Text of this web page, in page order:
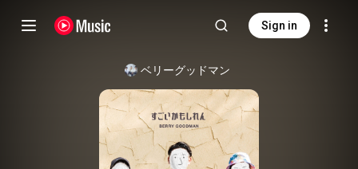
Sign in
ベリーグッドマン